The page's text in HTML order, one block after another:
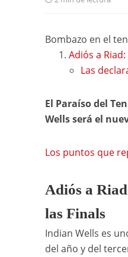
Bombazo en el
Adiós a
Las
El Paraíso del
Wells será el
Los puntos que
Adiós a
las Finals
Indian Wells es
del año y del